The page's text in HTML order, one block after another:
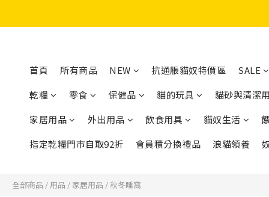
首頁 所有商品 NEW 抗通脹貓奴特價區
SALE
乾糧
零食 保健品 貓的玩具
貓砂與清潔
家居用品
外出用品 飲食用具 貓奴生活
指定乾糧門市自取92折
會員積分換禮品 浪貓領養
全部商品 / 用品 / 家居用品 /秋冬睡窩